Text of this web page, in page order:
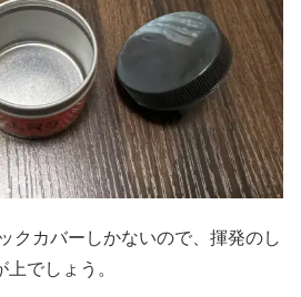
クカバーしかないので、揮発のし
でしょう。